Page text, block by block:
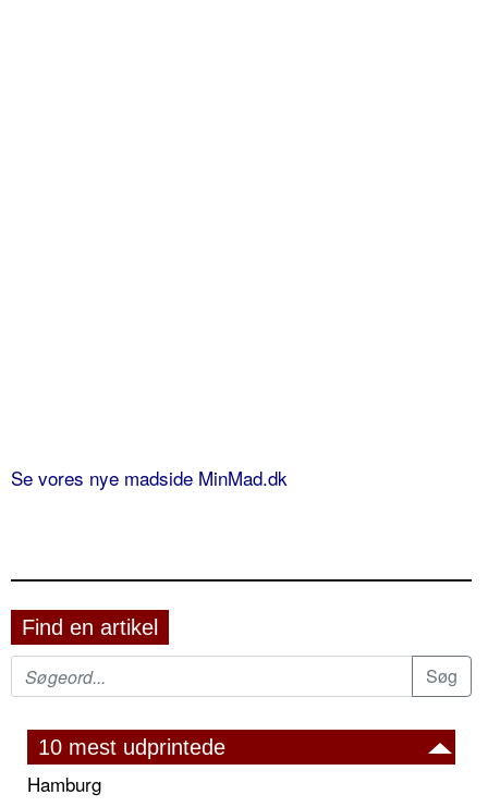
Se vores nye madside MinMad.dk
Find en artikel
10 mest udprintede
Hamburg